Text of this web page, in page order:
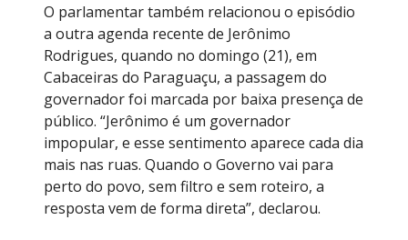
O parlamentar também relacionou o episódio
a outra agenda recente de Jerônimo
Rodrigues, quando no domingo (21), em
Cabaceiras do Paraguaçu, a passagem do
governador foi marcada por baixa presença de
público. “Jerônimo é um governador
impopular, e esse sentimento aparece cada dia
mais nas ruas. Quando o Governo vai para
perto do povo, sem filtro e sem roteiro, a
resposta vem de forma direta”, declarou.